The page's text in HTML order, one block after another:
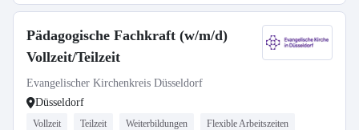
Pädagogische Fachkraft (w/m/d)
Vollzeit/Teilzeit
Evangelischer Kirchenkreis Düsseldorf
Düsseldorf
Vollzeit Teilzeit Weiterbildungen Flexible Arbeitszeiten